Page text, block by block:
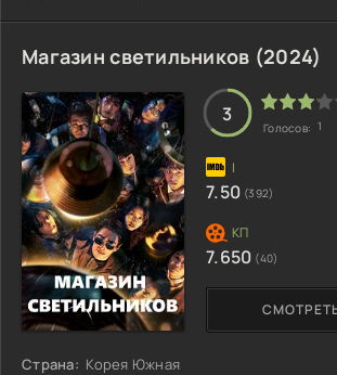
Магазин светильников (2024)
Страна: Корея Южная
3
Голосов: 1
7.50 (392)
7.650 (40)